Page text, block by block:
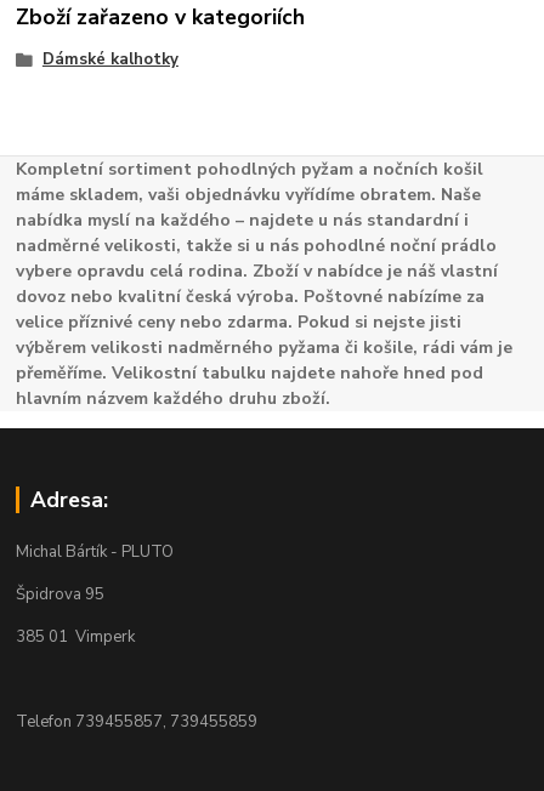
Zboží zařazeno v kategoriích
Dámské kalhotky
Kompletní sortiment pohodlných pyžam a nočních košil
máme skladem, vaši objednávku vyřídíme obratem. Naše
nabídka myslí na každého – najdete u nás standardní i
nadměrné velikosti, takže si u nás pohodlné noční prádlo
vybere opravdu celá rodina. Zboží v nabídce je náš vlastní
dovoz nebo kvalitní česká výroba. Poštovné nabízíme za
velice příznivé ceny nebo zdarma. Pokud si nejste jisti
výběrem velikosti nadměrného pyžama či košile, rádi vám je
přeměříme. Velikostní tabulku najdete nahoře hned pod
hlavním názvem každého druhu zboží.
Adresa:
Michal Bártík - PLUTO
Špidrova 95
385 01 Vimperk
Telefon 739455857, 739455859